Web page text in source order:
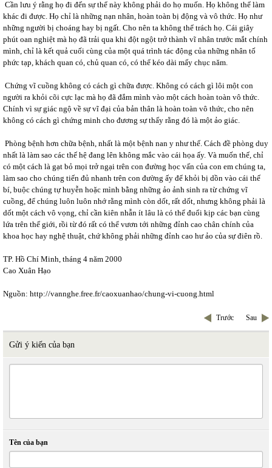
Cần lưu ý rằng họ đi đến sự thể này không phải do họ muốn. Họ không thể làm
khác đi được. Họ chỉ là những nạn nhân, hoàn toàn bị động và vô thức. Họ như
những người bị choáng hay bị ngất. Cho nên ta không thể trách họ. Cái giây
phút oan nghiệt mà họ đã trải qua khi đột ngột trở thành vĩ nhân trước mắt chính
mình, chỉ là kết quả cuối cùng của một quá trình tác động của những nhân tố
phức tạp, khách quan có, chủ quan có, có thể kéo dài mấy chục năm.
Chứng vĩ cuồng không có cách gì chữa được. Không có cách gì lôi một con
người ra khỏi cõi cực lạc mà họ đã đắm mình vào một cách hoàn toàn vô thức.
Chính vì sự giác ngộ về sự vĩ đại của bản thân là hoàn toàn vô thức, cho nên
không có cách gì chứng minh cho đương sự thấy rằng đó là một ảo giác.
Phòng bệnh hơn chữa bệnh, nhất là một bệnh nan y như thế. Cách đề phòng duy
nhất là làm sao các thế hệ đang lên không mắc vào cái họa ấy. Và muốn thế, chỉ
có một cách là gạt bỏ mọi trở ngại trên con đường học vấn của con em chúng ta,
làm sao cho chúng tiến đủ nhanh trên con đường ấy để khỏi bị dồn vào cái thế
bí, buộc chúng tự huyễn hoặc mình bằng những ảo ảnh sinh ra từ chứng vĩ
cuồng, để chúng luôn luôn nhớ rằng mình còn dốt, rất dốt, nhưng không phải là
dốt một cách vô vọng, chỉ cần kiên nhẫn ít lâu là có thể đuổi kịp các bạn cùng
lứa trên thế giới, rồi từ đó rất có thể vươn tới những đỉnh cao chân chính của
khoa học hay nghệ thuật, chứ không phải những đỉnh cao hư ảo của sự điên rồ.
TP. Hồ Chí Minh, tháng 4 năm 2000
Cao Xuân Hạo
Nguồn: http://vannghe.free.fr/caoxuanhao/chung-vi-cuong.html
Trước Sau
Gửi ý kiến của bạn
Tên của bạn